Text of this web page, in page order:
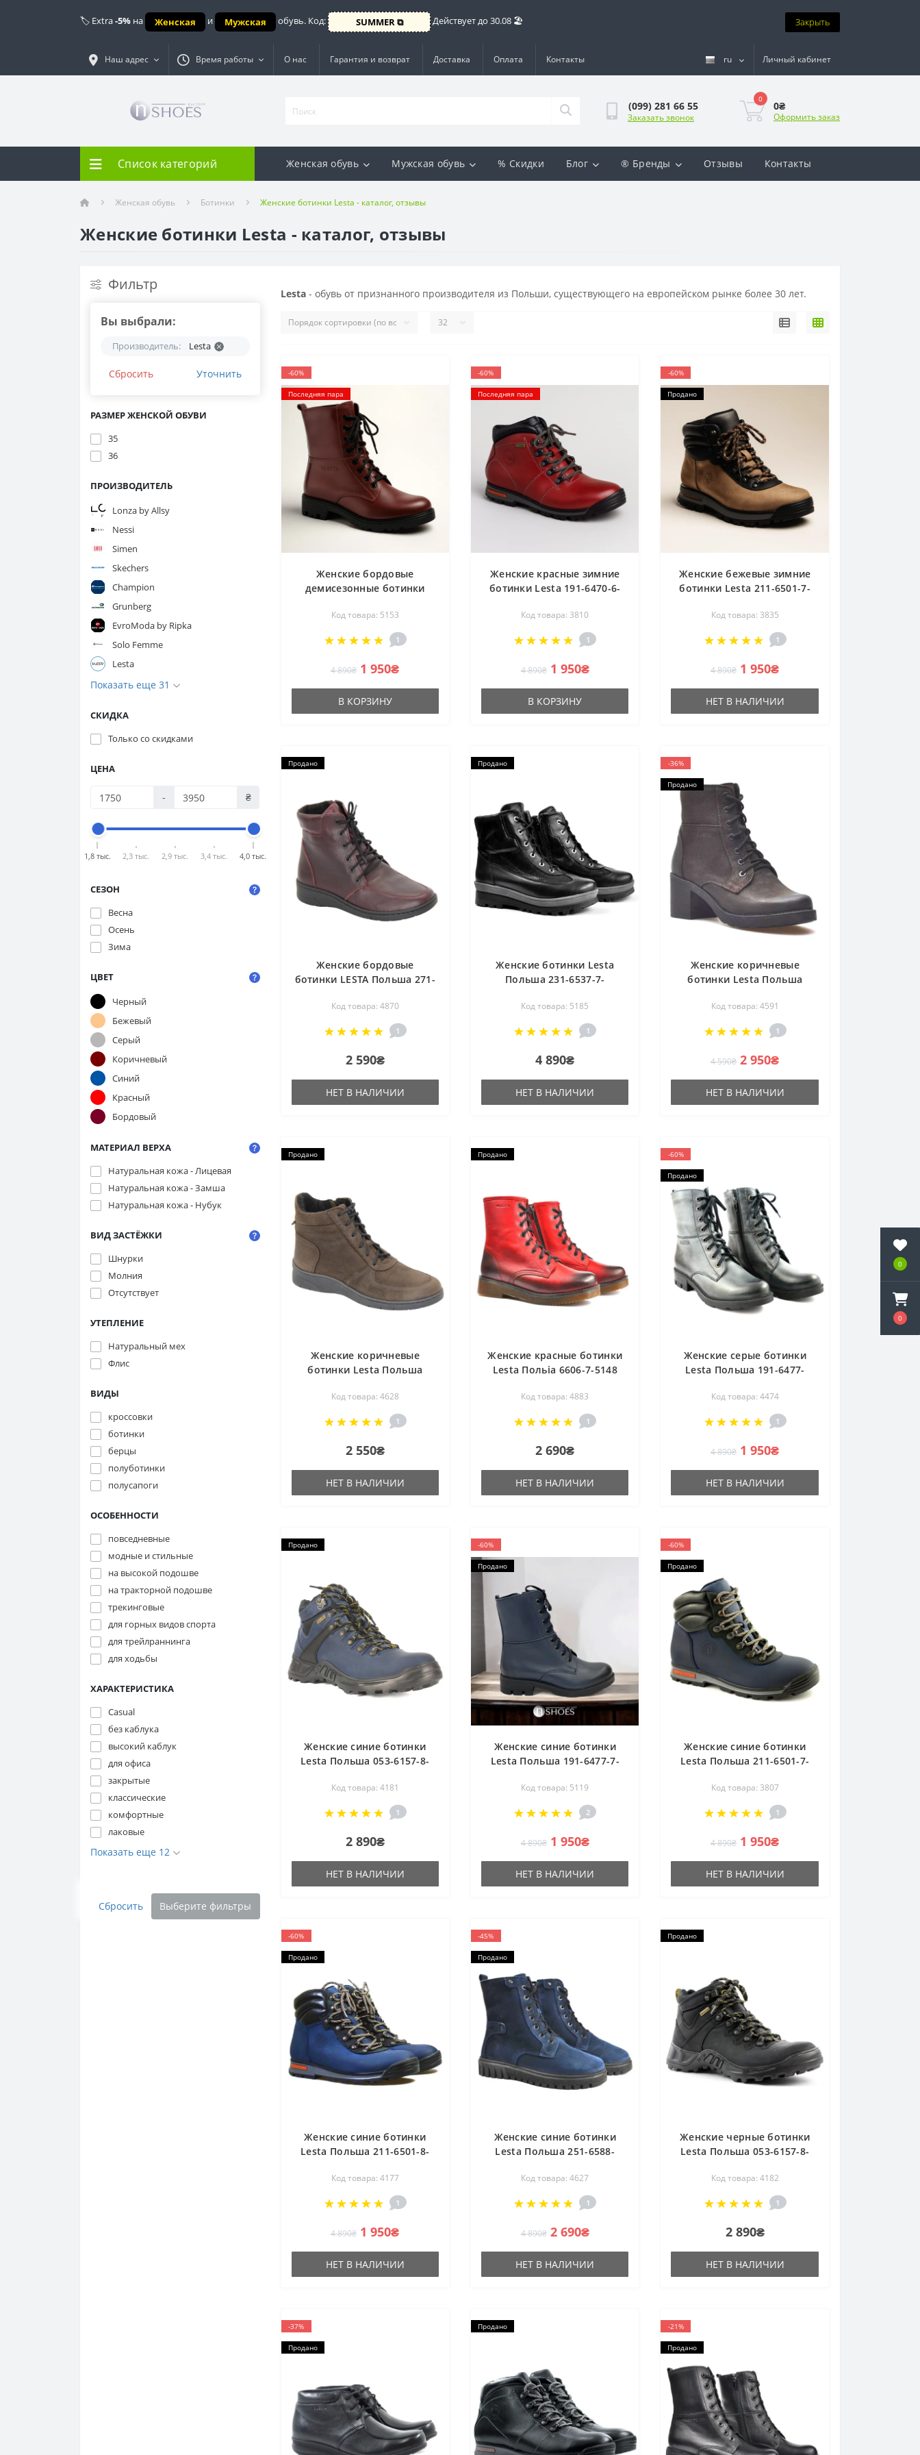
0
0
🏷️ Extra-5% на Женская и Мужская обувь. Код: SUMMER ⧉ Действует до 30.08 🏖️ Закрыть
Наш адрес Время работы О нас Гарантия и возврат Доставка Оплата Контакты ru Личный кабинет
(099) 281 66 55
Заказать звонок
0
0₴
Оформить заказ
Список категорий Женская обувь Мужская обувь % Скидки Блог ® Бренды Отзывы Контакты
Женская обувь Ботинки Женские ботинки Lesta - каталог, отзывы
Женские ботинки Lesta - каталог, отзывы
Фильтр
Вы выбрали:
Производитель: Lesta
Сбросить Уточнить
РАЗМЕР ЖЕНСКОЙ ОБУВИ
35
36
ПРОИЗВОДИТЕЛЬ
Lonza by Allsy
Nessi
Simen
Skechers
Champion
Grunberg
EvroModa by Ripka
Solo Femme
Lesta
Показать еще 31
СКИДКА
Только со cкидками
ЦЕНА
- ₴
1,8 тыс. 2,3 тыс. 2,9 тыс. 3,4 тыс. 4,0 тыс.
СЕЗОН
Весна
Осень
Зима
ЦВЕТ
Черный
Бежевый
Серый
Коричневый
Синий
Красный
Бордовый
МАТЕРИАЛ ВЕРХА
Натуральная кожа - Лицевая
Натуральная кожа - Замша
Натуральная кожа - Нубук
ВИД ЗАСТЁЖКИ
Шнурки
Молния
Отсутствует
УТЕПЛЕНИЕ
Натуральный мех
Флис
ВИДЫ
кроссовки
ботинки
берцы
полуботинки
полусапоги
ОСОБЕННОСТИ
повседневные
модные и стильные
на высокой подошве
на тракторной подошве
трекинговые
для горных видов спорта
для трейлраннинга
для ходьбы
ХАРАКТЕРИСТИКА
Casual
без каблука
высокий каблук
для офиса
закрытые
классические
комфортные
лаковые
Показать еще 12
Сбросить Выберите фильтры
Lesta- обувь от признанного производителя из Польши, существующего на европейском рынке более 30 лет.
-60%
Последняя пара
Женские бордовые
демисезонные ботинки
из натуральной кожи 36
размер со скидкой от
польской фабрики
Код товара: 5153
1
4 890₴ 1 950₴
В КОРЗИНУ
-60%
Последняя пара
Женские красные зимние
ботинки Lesta 191-6470-6-
размер из натуральной
кожи и шерсти от
польского бренда
Код товара: 3810
1
4 890₴ 1 950₴
В КОРЗИНУ
-60%
Продано
Женские бежевые зимние
ботинки Lesta 211-6501-7-
и 37 размер трекинговые
для походов из
наутрального нубука и
фабрики
Код товара: 3835
1
4 890₴ 1 950₴
НЕТ В НАЛИЧИИ
Продано
Женские бордовые
ботинки LESTA Польша 271-
Код товара: 4870
1
2 590₴
НЕТ В НАЛИЧИИ
Продано
Женские ботинки Lesta
Польша 231-6537-7-
Код товара: 5185
1
4 890₴
НЕТ В НАЛИЧИИ
-36%
Продано
Женские коричневые
ботинки Lesta Польша
Код товара: 4591
1
4 590₴ 2 950₴
НЕТ В НАЛИЧИИ
Продано
Женские коричневые
ботинки Lesta Польша
Код товара: 4628
1
2 550₴
НЕТ В НАЛИЧИИ
Продано
Женские красные ботинки
Lesta Польiа 6606-7-5148
Код товара: 4883
1
2 690₴
НЕТ В НАЛИЧИИ
-60%
Продано
Женские серые ботинки
Lesta Польша 191-6477-
Код товара: 4474
1
4 890₴ 1 950₴
НЕТ В НАЛИЧИИ
Продано
Женские синие ботинки
Lesta Польша 053-6157-8-
Код товара: 4181
1
2 890₴
НЕТ В НАЛИЧИИ
-60%
Продано
Женские синие ботинки
Lesta Польша 191-6477-7-
Код товара: 5119
2
4 890₴ 1 950₴
НЕТ В НАЛИЧИИ
-60%
Продано
Женские синие ботинки
Lesta Польша 211-6501-7-
Код товара: 3807
1
4 890₴ 1 950₴
НЕТ В НАЛИЧИИ
-60%
Продано
Женские синие ботинки
Lesta Польша 211-6501-8-
Код товара: 4177
1
4 890₴ 1 950₴
НЕТ В НАЛИЧИИ
-45%
Продано
Женские синие ботинки
Lesta Польша 251-6588-
Код товара: 4627
1
4 890₴ 2 690₴
НЕТ В НАЛИЧИИ
Продано
Женские черные ботинки
Lesta Польша 053-6157-8-
Код товара: 4182
1
2 890₴
НЕТ В НАЛИЧИИ
-37%
Продано
Продано -21%
Продано